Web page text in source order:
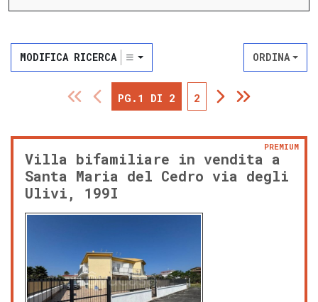
MODIFICA RICERCA ORDINA
PG.1 DI 2 2
Villa bifamiliare in vendita a
Santa Maria del Cedro via degli
Ulivi, 199I
PREMIUM